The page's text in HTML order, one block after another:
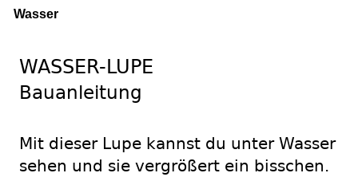
Wasser
WASSER-LUPE
Bauanleitung
Mit dieser Lupe kannst du unter Wasser
sehen und sie vergrößert ein bisschen.